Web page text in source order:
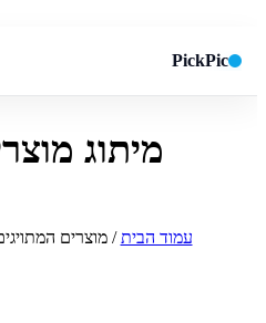
PickPic
חיפוש באתרמיתוג
עמוד הבית/ מוצרים